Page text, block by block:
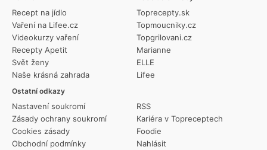
Recept na jídlo
Vaření na Lifee.cz
Videokurzy vaření
Recepty Apetit
Svět ženy
Naše krásná zahrada
Ostatní odkazy
Nastavení soukromí
Zásady ochrany soukromí
Cookies zásady
Obchodní podmínky
RSS
Kariéra v Topreceptech
Foodie
Nahlásit
Toprecepty.sk
Topmoucniky.cz
Topgrilovani.cz
Marianne
ELLE
Lifee